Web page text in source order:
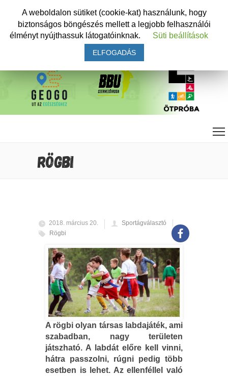
RÖGBI
2018. március 20.
Sportágválasztó
Rögbi
A rögbi olyan társas labdajáték, ami
szabadban, nagy területen
játszható. A labdát előre kell vinni,
hátra passzolni, rúgni pedig több
esetben is lehet. Az ellenféllel való
A weboldalon sütiket (cookie-kat) használunk, hogy
biztonságos böngészés mellett a legjobb felhasználói
élményt nyújthassuk látogatóinknak.
Süti beállítások
ELFOGADÁS